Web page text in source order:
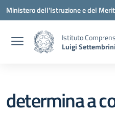
Vai ai contenuti
Vai al menu di navigazione
Vai al footer
Ministero dell'Istruzione e del
Istituto
Luigi Settembrini
determina a